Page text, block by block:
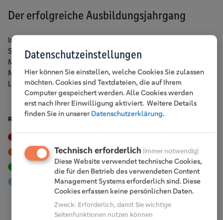
Der erfolgreiche Ausbildungsjahrgang
Im Foto von links: Ausbildungsleiterin Sarina Scherbaum,
Said Ghandour, Philipp Ott, Denisa Dorca, Maximilian
Michel, Kerstin Weber, Jonas Dorstewitz, Vanessa Janik,
Mahmoud Chaaban, Caroline Braun, Tim Löser, Lisa Manig,
Liana Dick, Besijana Gjocaj, Luce Slotta und Ervin Jakupi.
RUBRIKEN
Vor Ort
Karriere
Nachhaltigkeit
Engagement
Mitglieder
Datenschutzeinstellungen
Hier können Sie einstellen, welche Cookies Sie zulassen
möchten. Cookies sind Textdateien, die auf Ihrem
Computer gespeichert werden. Alle Cookies werden
erst nach Ihrer Einwilligung aktiviert. Weitere Details
finden Sie in unserer Datenschutzerklärung.
Technisch erforderlich (immer notwendig)
Diese Website verwendet technische Cookies,
die für den Betrieb des verwendeten Content
Management Systems erforderlich sind. Diese
Cookies erfassen keine persönlichen Daten.
Zweck: Erforderlich, damit Sie wichtige
Seitenfunktionen nutzen können